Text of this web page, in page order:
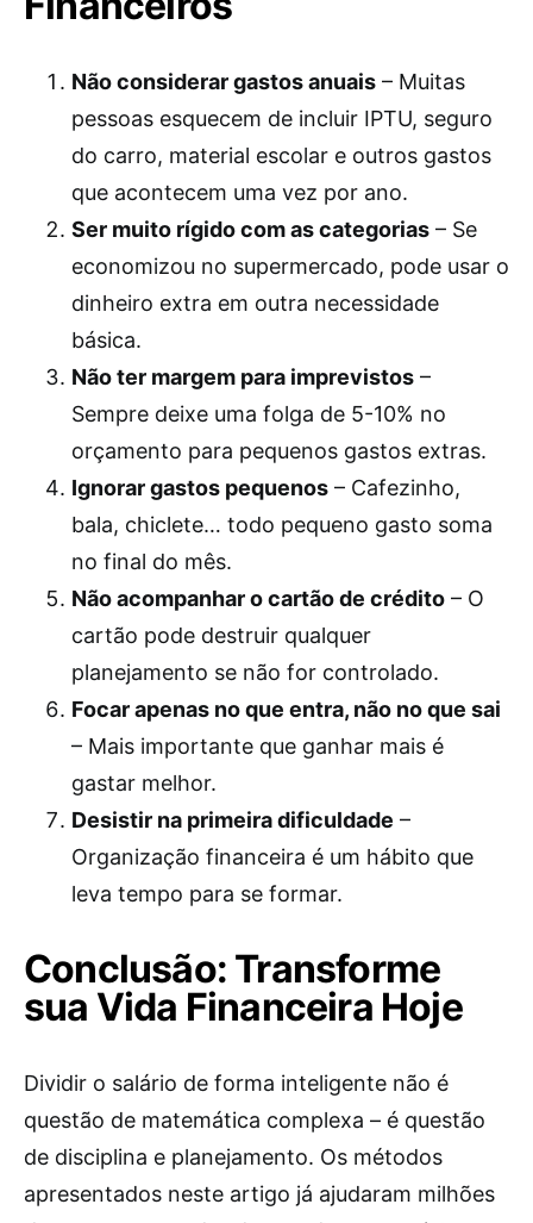
Não considerar gastos anuais – Muitas
pessoas esquecem de incluir IPTU, seguro
do carro, material escolar e outros gastos
que acontecem uma vez por ano.
Ser muito rígido com as categorias – Se
economizou no supermercado, pode usar o
dinheiro extra em outra necessidade
básica.
Não ter margem para imprevistos –
Sempre deixe uma folga de 5-10% no
orçamento para pequenos gastos extras.
Ignorar gastos pequenos – Cafezinho,
bala, chiclete… todo pequeno gasto soma
no final do mês.
Não acompanhar o cartão de crédito – O
cartão pode destruir qualquer
planejamento se não for controlado.
Focar apenas no que entra, não no que sai
– Mais importante que ganhar mais é
gastar melhor.
Desistir na primeira dificuldade –
Organização financeira é um hábito que
leva tempo para se formar.
Conclusão: Transforme
sua Vida Financeira Hoje
Dividir o salário de forma inteligente não é
questão de matemática complexa – é questão
de disciplina e planejamento. Os métodos
apresentados neste artigo já ajudaram milhões